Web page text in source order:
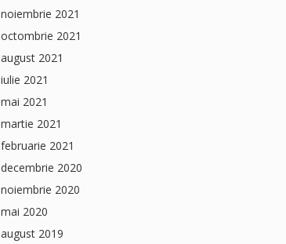
noiembrie 2021
octombrie 2021
august 2021
iulie 2021
mai 2021
martie 2021
februarie 2021
decembrie 2020
noiembrie 2020
mai 2020
august 2019